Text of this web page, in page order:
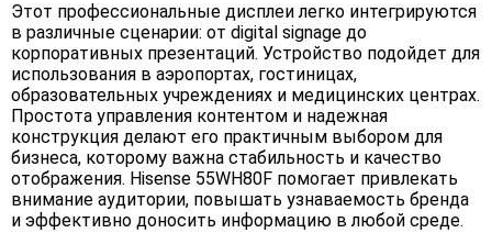
Этот профессиональные дисплеи легко интегрируются
в различные сценарии: от digital signage до
корпоративных презентаций. Устройство подойдет для
использования в аэропортах, гостиницах,
образовательных учреждениях и медицинских центрах.
Простота управления контентом и надежная
конструкция делают его практичным выбором для
бизнеса, которому важна стабильность и качество
отображения. Hisense 55WH80F помогает привлекать
внимание аудитории, повышать узнаваемость бренда
и эффективно доносить информацию в любой среде.